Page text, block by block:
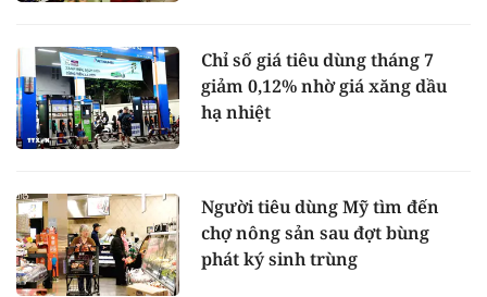
Chỉ số giá tiêu dùng tháng 7
giảm 0,12% nhờ giá xăng dầu
hạ nhiệt
Người tiêu dùng Mỹ tìm đến
chợ nông sản sau đợt bùng
phát ký sinh trùng